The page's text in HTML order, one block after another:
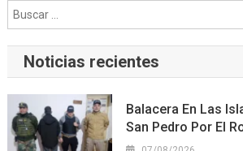
Noticias recientes
Balacera En Las
San Pedro Por El